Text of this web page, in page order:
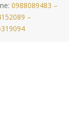
0988089483 –
–